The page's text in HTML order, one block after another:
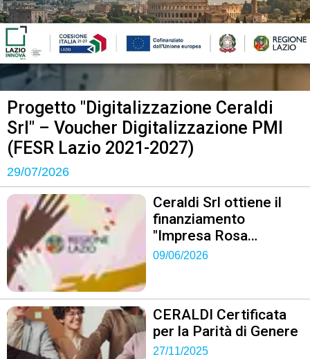
Progetto "Digitalizzazione Ceraldi
Srl" – Voucher Digitalizzazione PMI
(FESR Lazio 2021-2027)
29/07/2026
Ceraldi Srl ottiene il
finanziamento
"Impresa Rosa
Regione Lazio"
09/06/2026
CERALDI Certificata
per la Parità di Genere
27/11/2025